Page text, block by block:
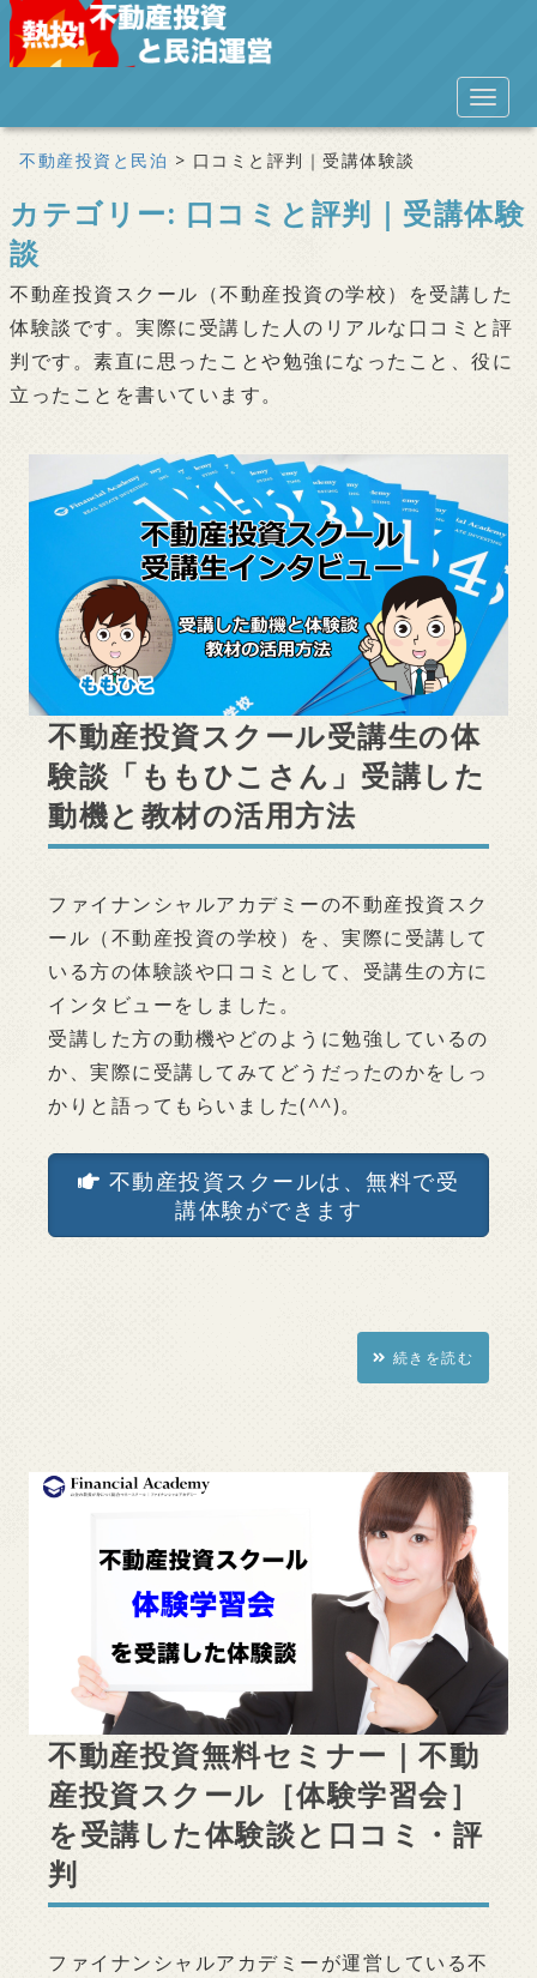
S
m
a
n
o
n
不動産投資と民泊 > 口コミと評判｜受講体験談
カテゴリー: 口コミと評判｜受講体験
談
不動産投資スクール（不動産投資の学校）を受講した
体験談です。実際に受講した人のリアルな口コミと評
判です。素直に思ったことや勉強になったこと、役に
立ったことを書いています。
不動産投資スクール受講生の体
験談「ももひこさん」受講した
動機と教材の活用方法
ファイナンシャルアカデミーの不動産投資スク
ール（不動産投資の学校）を、実際に受講して
いる方の体験談や口コミとして、受講生の方に
インタビューをしました。
受講した方の動機やどのように勉強しているの
か、実際に受講してみてどうだったのかをしっ
かりと語ってもらいました(^^)。
不動産投資スクールは、無料で受
講体験ができます
続きを読む
不動産投資無料セミナー｜不動
産投資スクール［体験学習会］
を受講した体験談と口コミ・評
判
ファイナンシャルアカデミーが運営している不